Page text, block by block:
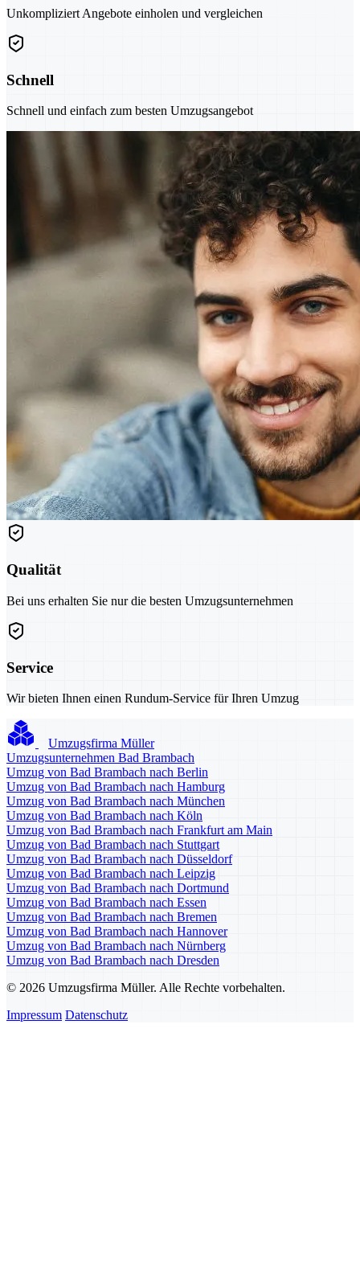
Unkompliziert Angebote einholen und vergleichen
Schnell
Schnell und einfach zum besten Umzugsangebot
Qualität
Bei uns erhalten Sie nur die besten Umzugsunternehmen
Service
Wir bieten Ihnen einen Rundum-Service für Ihren Umzug
Umzugsfirma Müller
Umzugsunternehmen Bad Brambach
Umzug von Bad Brambach nach Berlin
Umzug von Bad Brambach nach Hamburg
Umzug von Bad Brambach nach München
Umzug von Bad Brambach nach Köln
Umzug von Bad Brambach nach Frankfurt am Main
Umzug von Bad Brambach nach Stuttgart
Umzug von Bad Brambach nach Düsseldorf
Umzug von Bad Brambach nach Leipzig
Umzug von Bad Brambach nach Dortmund
Umzug von Bad Brambach nach Essen
Umzug von Bad Brambach nach Bremen
Umzug von Bad Brambach nach Hannover
Umzug von Bad Brambach nach Nürnberg
Umzug von Bad Brambach nach Dresden
© 2026 Umzugsfirma Müller. Alle Rechte vorbehalten.
Impressum Datenschutz